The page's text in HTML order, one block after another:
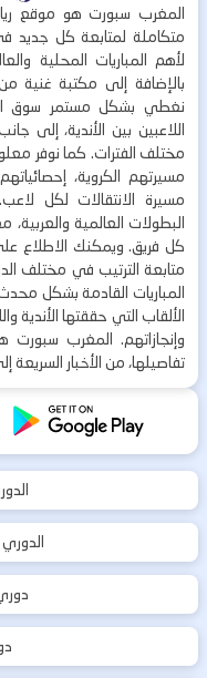
المغرب سبورت هو موقع
متكاملة لمتابعة كل جديد
لأهم المباريات المحلية
بالإضافة إلى مكتبة غنية
نغطي بشكل مستمر سوق
اللاعبين بين الأندية، إلى
مختلف الفترات. كما نوفر
مسيرتهم الكروية،
مسيرة الانتقالات لكل
البطولات العالمية
كل فريق. ويمكنك الاطلاع
متابعة الترتيب في مختلف
المباريات القادمة بشكل
الألقاب التي حققتها الأندية
وإنجازاتهم. المغرب
تفاصيلها، من الأخبار السريعة